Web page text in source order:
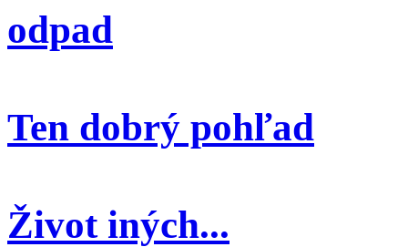
odpad
Ten dobrý pohľad
Život iných...